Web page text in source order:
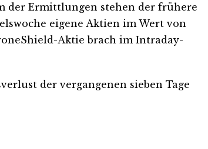
der Ermittlungen stehen der frühere
eigene Aktien im Wert von
Aktie brach im Intraday-
der vergangenen sieben Tage